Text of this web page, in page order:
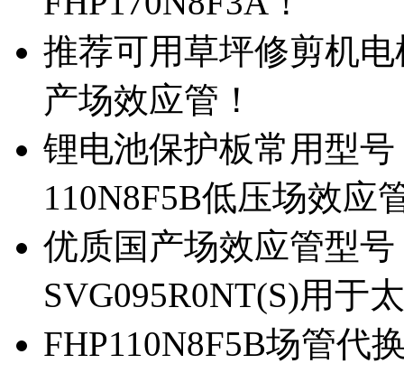
推荐可用草坪修剪机电
产场效应管！
锂电池保护板常用型号
110N8F5B低压场效应
优质国产场效应管型
SVG095R0NT(S)用于
FHP110N8F5B场管代